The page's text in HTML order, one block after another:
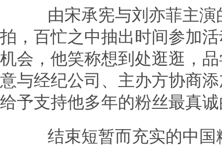
由宋承宪与刘亦菲主演
拍，百忙之中抽出时间参加
机会，他笑称想到处逛逛，
意与经纪公司、主办方协商
给予支持他多年的粉丝最真
结束短暂而充实的中国